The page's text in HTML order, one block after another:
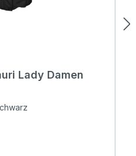
von 4.79 von 5 Sternen
Lady Damen